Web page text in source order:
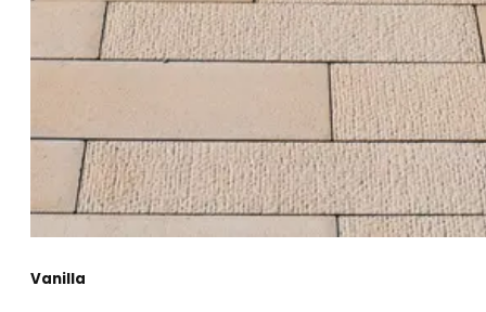
Vanilla